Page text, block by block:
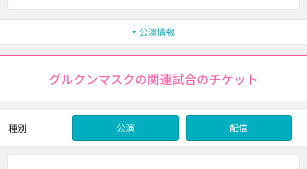
公演情報
グルクンマスクの関連試合のチケット
種別 公演 配信